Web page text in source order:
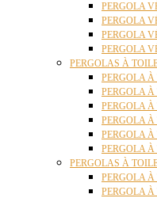
PERGOLA
PERGOLA
PERGOLA
PERGOLA
PERGOLAS À
PERGOLA
PERGOLA
PERGOLA
PERGOLA
PERGOLA À
PERGOLA
PERGOLAS À
PERGOLA
PERGOLA